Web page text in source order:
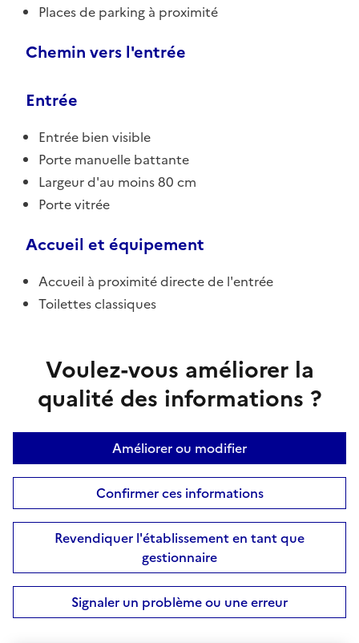
Places de parking à proximité
Chemin vers l'entrée
Entrée
Entrée bien visible
Porte manuelle battante
Largeur d'au moins 80 cm
Porte vitrée
Accueil et équipement
Accueil à proximité directe de l'entrée
Toilettes classiques
Voulez-vous améliorer la
qualité des informations ?
Améliorer ou modifier
Confirmer ces informations
Revendiquer l'établissement en tant que
gestionnaire
Signaler un problème ou une erreur